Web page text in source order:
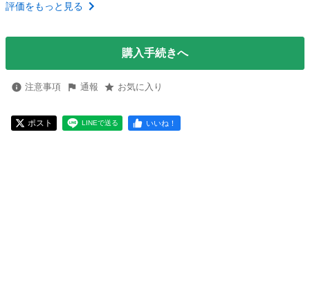
評価をもっと見る
購入手続きへ
注意事項 通報 お気に入り
ポスト LINEで送る いいね！